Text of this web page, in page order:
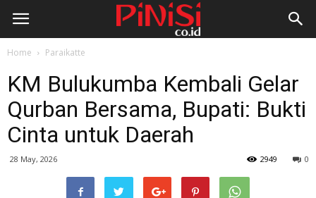
Home Paraikatte
KM Bulukumba Kembali Gelar
Qurban Bersama, Bupati: Bukti
Cinta untuk Daerah
28 May, 2026 0
2949